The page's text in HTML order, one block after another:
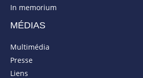
In memorium
MÉDIAS
Multimédia
Presse
Liens